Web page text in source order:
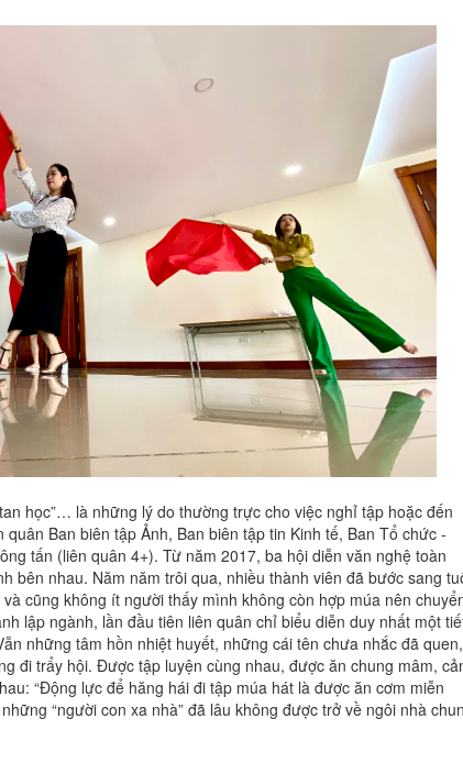
học”… là những lý do thường trực cho việc nghỉ tập hoặc đến
Ban biên tập Ảnh, Ban biên tập tin Kinh tế, Ban Tổ chức -
tấn (liên quân 4+). Từ năm 2017, ba hội diễn văn nghệ toàn
bên nhau. Năm năm trôi qua, nhiều thành viên đã bước sang
cũng không ít người thấy mình không còn hợp múa nên
lập ngành, lần đầu tiên liên quân chỉ biểu diễn duy nhất một
những tâm hồn nhiệt huyết, những cái tên chưa nhắc đã quen,
đi trẩy hội. Được tập luyện cùng nhau, được ăn chung mâm,
“Động lực để hăng hái đi tập múa hát là được ăn cơm miễn
“người con xa nhà” đã lâu không được trở về ngôi nhà